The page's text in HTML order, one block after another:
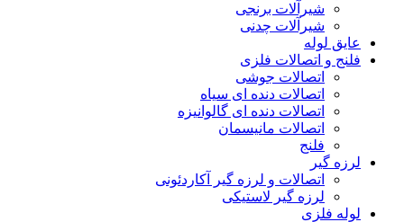
شیرآلات برنجی
شیرآلات چدنی
عایق لوله
فلنج و اتصالات فلزی
اتصالات جوشی
اتصالات دنده ای سیاه
اتصالات دنده ای گالوانیزه
اتصالات مانیسمان
فلنج
لرزه گیر
اتصالات و لرزه گیر آکاردئونی
لرزه گیر لاستیکی
لوله فلزی